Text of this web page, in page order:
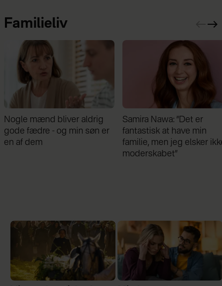
Familieliv
Samira Nawa: ”Det er
fantastisk at have min
familie, men jeg elsker ikke
Jeg valgte at blive skilt
min mand - da jeg en dag
gik forbi hans hus, fik jeg
chok